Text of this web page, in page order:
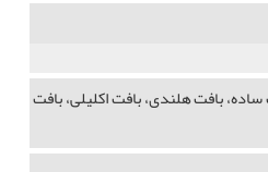
بافت هلندی، بافت اکلیلی، بافت